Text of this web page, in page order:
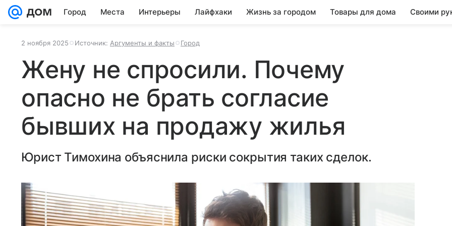
Город Места Интерьеры Лайфхаки Жизнь за городом Товары для дома Своими
2 ноября 2025 Источник: Аргументы и факты Город
Жену не спросили. Почему
опасно не брать согласие
бывших на продажу жилья
Юрист Тимохина объяснила риски сокрытия таких сделок.